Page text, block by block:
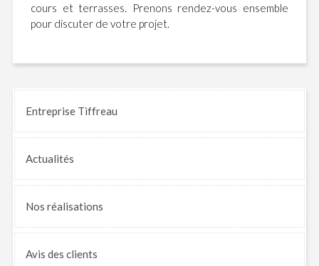
cours et terrasses. Prenons rendez-vous ensemble
pour discuter de votre projet.
Entreprise Tiffreau
Actualités
Nos réalisations
Avis des clients